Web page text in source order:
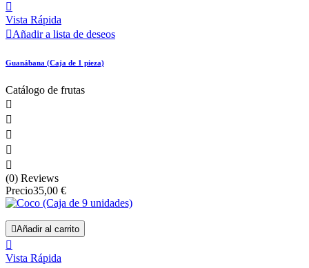

Vista Rápida
Añadir a lista de deseos
Guanábana (Caja de 1 pieza)
Catálogo de frutas





(0) Reviews
Precio35,00 €
Añadir al carrito

Vista Rápida